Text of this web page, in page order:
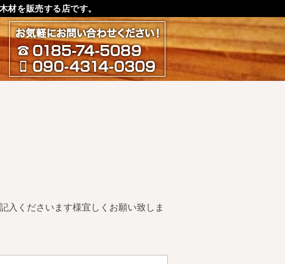
材を販売する店です。
お気軽にお問い合わせ下さ
0185-74-5089
090-4314-0309
入くださいます様宜しくお願い致しま